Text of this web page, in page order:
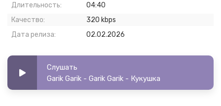
Длительность:
04:40
Качество:
320 kbps
Дата релиза:
02.02.2026
Слушать
Garik Garik - Garik Garik - Кукушка